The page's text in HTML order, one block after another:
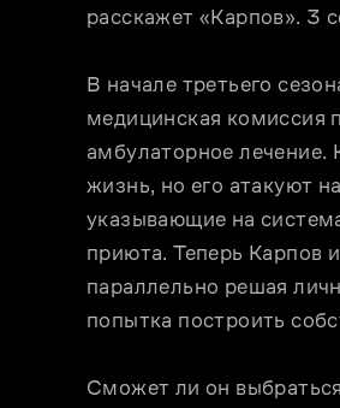
расскажет «Карпов». 3
В начале третьего
медицинская комиссия
амбулаторное лечение.
жизнь, но его атакуют
указывающие на
приюта. Теперь Карпов
параллельно решая
попытка построить
Сможет ли он